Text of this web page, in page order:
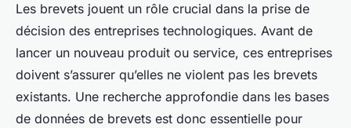
Les brevets jouent un rôle crucial dans la prise de
décision des entreprises technologiques. Avant de
lancer un nouveau produit ou service, ces entreprises
doivent s’assurer qu’elles ne violent pas les brevets
existants. Une recherche approfondie dans les bases
de données de brevets est donc essentielle pour